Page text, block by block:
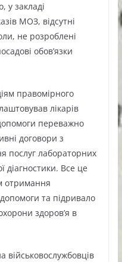
у закладі
МОЗ, відсутні
не розроблені
обов’язки
правомірного
лікарів
переважно
договори з
послуг лабораторних
діагностики. Все це
отримання
допомоги та підривало
здоров’я в
військовослужбовців